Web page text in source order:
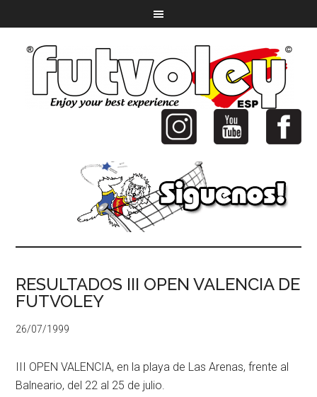
RESULTADOS III OPEN VALENCIA DE
FUTVOLEY
26/07/1999
III OPEN VALENCIA, en la playa de Las Arenas, frente al
Balneario, del 22 al 25 de julio.